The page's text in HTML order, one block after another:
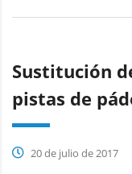
Sustitución
pistas de
20 de julio de 2017